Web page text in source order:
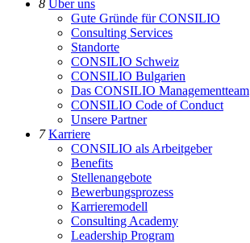
8 Über uns
Gute Gründe für CONSILIO
Consulting Services
Standorte
CONSILIO Schweiz
CONSILIO Bulgarien
Das CONSILIO Managementteam
CONSILIO Code of Conduct
Unsere Partner
7Karriere
CONSILIO als Arbeitgeber
Benefits
Stellenangebote
Bewerbungsprozess
Karrieremodell
Consulting Academy
Leadership Program